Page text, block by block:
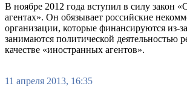
В ноябре 2012 года вступил в силу закон
агентах». Он обязывает российские
организации, которые финансируются из-
занимаются политической деятельностью
качестве «иностранных агентов».
11 апреля 2013, 16:35